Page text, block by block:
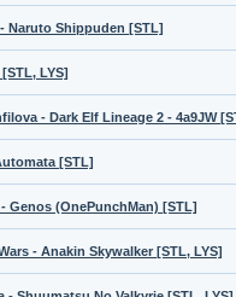
Naruto Shippuden [STL]
LYS]
- Dark Elf Lineage 2 - 4a9JW
[STL]
Genos (OnePunchMan) [STL]
- Anakin Skywalker [STL, LYS]